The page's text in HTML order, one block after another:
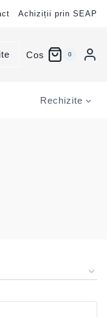
Achiziții prin SEAP
Cos 0
Rechizite